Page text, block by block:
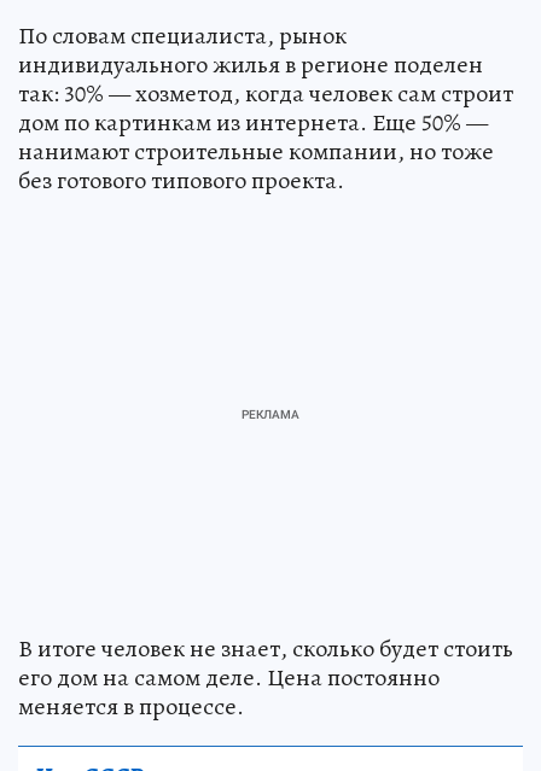
По словам специалиста, рынок
индивидуального жилья в регионе поделен
так: 30% — хозметод, когда человек сам строит
дом по картинкам из интернета. Еще 50% —
нанимают строительные компании, но тоже
без готового типового проекта.
В итоге человек не знает, сколько будет стоить
его дом на самом деле. Цена постоянно
меняется в процессе.